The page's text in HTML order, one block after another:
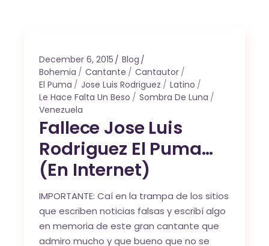
December 6, 2015
Blog
Bohemia
Cantante
Cantautor
El Puma
Jose Luis Rodriguez
Latino
Le Hace Falta Un Beso
Sombra De Luna
Venezuela
Fallece Jose Luis
Rodriguez El Puma…
(En Internet)
IMPORTANTE: Caí en la trampa de los sitios
que escriben noticias falsas y escribí algo
en memoria de este gran cantante que
admiro mucho y que bueno que no se